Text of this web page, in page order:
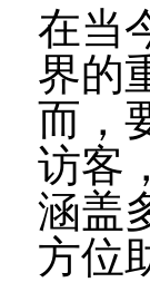
在当
界的
而，
访客
涵盖
方位